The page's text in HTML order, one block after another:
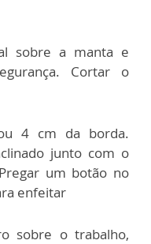
sobre a manta e
Cortar o
4 cm da borda.
junto com o
um botão no
enfeitar
sobre o trabalho,